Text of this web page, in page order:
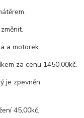
a motorek.
za cenu 1450,00kč.
je zpevněn
45,00kč.